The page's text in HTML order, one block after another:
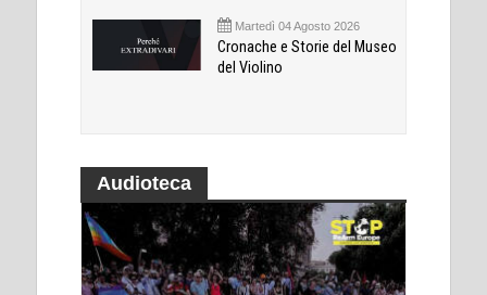
Martedì 04 Agosto 2026
Cronache e Storie del Museo
del Violino
Audioteca